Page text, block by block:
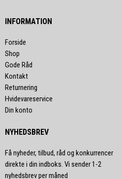
INFORMATION
Forside
Shop
Gode Råd
Kontakt
Returnering
Hvidevareservice
Din konto
NYHEDSBREV
Få nyheder, tilbud, råd og konkurrencer
direkte i din indboks. Vi sender 1-2
nyhedsbrev per måned